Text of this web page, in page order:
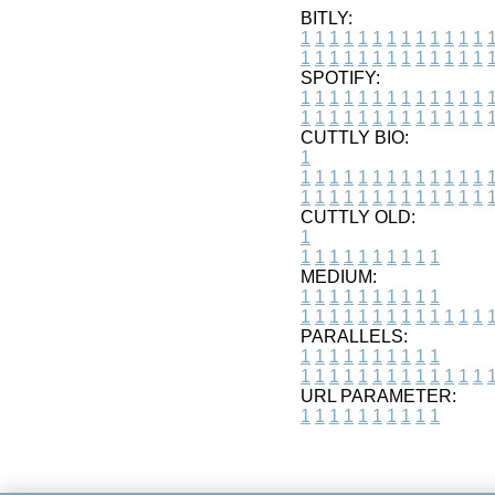
BITLY:
1 1 1 1 1 1 1 1 1 1 1 1 1 1
1 1 1 1 1 1 1 1 1 1 1 1 1 1
SPOTIFY:
1 1 1 1 1 1 1 1 1 1 1 1 1 1
1 1 1 1 1 1 1 1 1 1 1 1 1 1
CUTTLY BIO:
1
1 1 1 1 1 1 1 1 1 1 1 1 1 1
1 1 1 1 1 1 1 1 1 1 1 1 1 1
CUTTLY OLD:
1
1 1 1 1 1 1 1 1 1 1
MEDIUM:
1 1 1 1 1 1 1 1 1 1
1 1 1 1 1 1 1 1 1 1 1 1 1 1
PARALLELS:
1 1 1 1 1 1 1 1 1 1
1 1 1 1 1 1 1 1 1 1 1 1 1 1
URL PARAMETER:
1 1 1 1 1 1 1 1 1 1